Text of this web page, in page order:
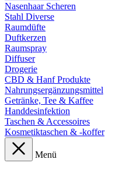
Nasenhaar Scheren
Stahl Diverse
Raumdüfte
Duftkerzen
Raumspray
Diffuser
Drogerie
CBD & Hanf Produkte
Nahrungsergänzungsmittel
Getränke, Tee & Kaffee
Handdesinfektion
Taschen & Accessoires
Kosmetiktaschen & -koffer
Menü